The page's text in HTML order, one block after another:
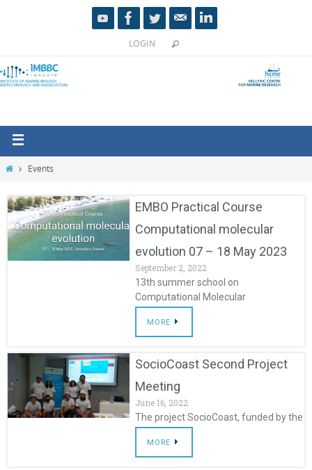
LOGIN
Events
EMBO Practical Course
Computational molecular
evolution 07 – 18 May 2023
September 2, 2022
13th summer school on
Computational Molecular
MORE
SocioCoast Second Project
Meeting
June 16, 2022
The project SocioCoast, funded by the
MORE